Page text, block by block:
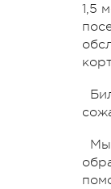
1,5
Мы